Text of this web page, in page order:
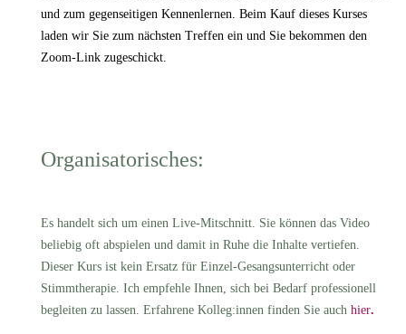
und zum gegenseitigen Kennenlernen. Beim Kauf dieses Kurses
laden wir Sie zum nächsten Treffen ein und Sie bekommen den
Zoom-Link zugeschickt.
Organisatorisches:
Es handelt sich um einen Live-Mitschnitt. Sie können das Video
beliebig oft abspielen und damit in Ruhe die Inhalte vertiefen.
Dieser Kurs ist kein Ersatz für Einzel-Gesangsunterricht oder
Stimmtherapie. Ich empfehle Ihnen, sich bei Bedarf professionell
begleiten zu lassen. Erfahrene Kolleg:innen finden Sie auch hier.